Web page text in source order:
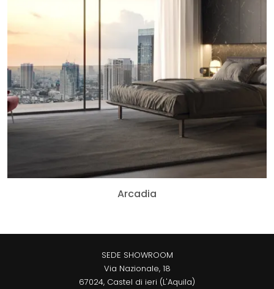
Arcadia
SEDE SHOWROOM
Via Nazionale, 18
67024, Castel di ieri (L'Aquila)